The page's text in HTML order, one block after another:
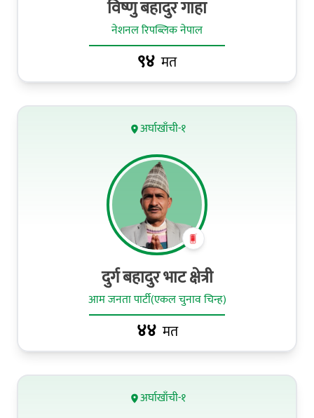
विष्णु बहादुर गाहा
नेशनल रिपब्लिक नेपाल
९४ मत
अर्घाखाँची-१
दुर्ग बहादुर भाट क्षेत्री
आम जनता पार्टी(एकल चुनाव चिन्ह)
४४ मत
अर्घाखाँची-१